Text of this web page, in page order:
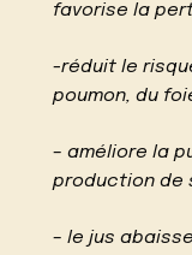
favorise la
-réduit le
poumon, du
– améliore la
production de
– le jus